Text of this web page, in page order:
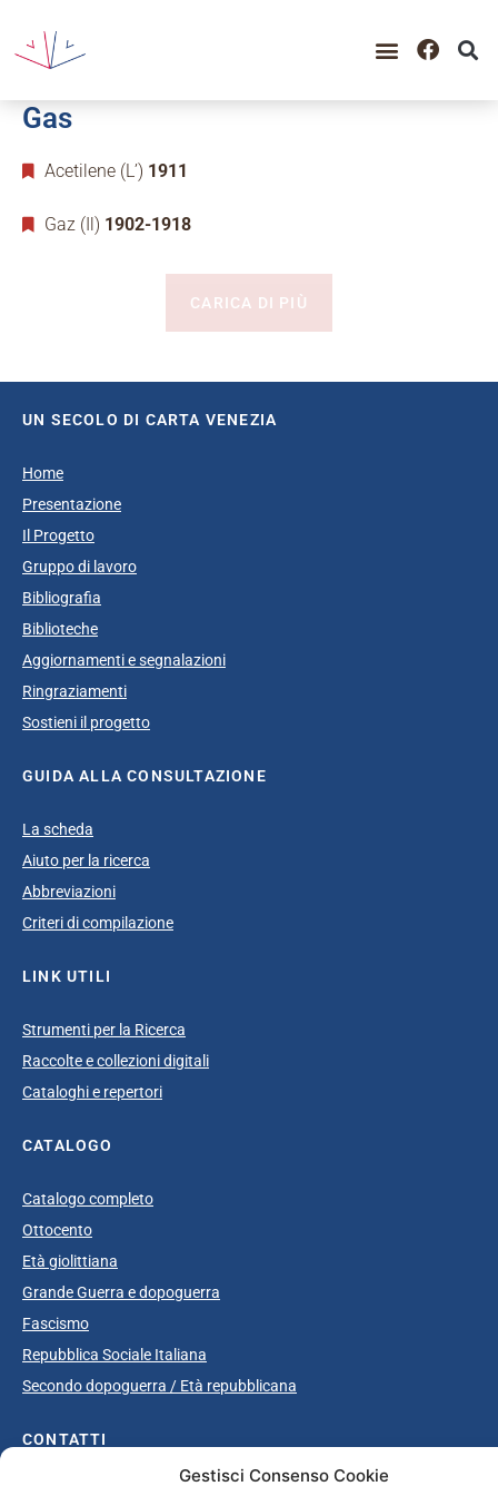
Gestisci Consenso Cookie
Gas
Acetilene (L’) 1911
Gaz (Il) 1902-1918
CARICA DI PIÙ
UN SECOLO DI CARTA VENEZIA
Home
Presentazione
Il Progetto
Gruppo di lavoro
Bibliografia
Biblioteche
Aggiornamenti e segnalazioni
Ringraziamenti
Sostieni il progetto
GUIDA ALLA CONSULTAZIONE
La scheda
Aiuto per la ricerca
Abbreviazioni
Criteri di compilazione
LINK UTILI
Strumenti per la Ricerca
Raccolte e collezioni digitali
Cataloghi e repertori
CATALOGO
Catalogo completo
Ottocento
Età giolittiana
Grande Guerra e dopoguerra
Fascismo
Repubblica Sociale Italiana
Secondo dopoguerra / Età repubblicana
CONTATTI
info@unsecolodicartavenezia.it